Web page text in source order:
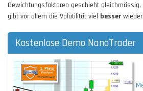
Gewichtungsfaktoren geschieht
gibt vor allem die Volatilität viel besser wieder.
Kostenlose Demo NanoTrader